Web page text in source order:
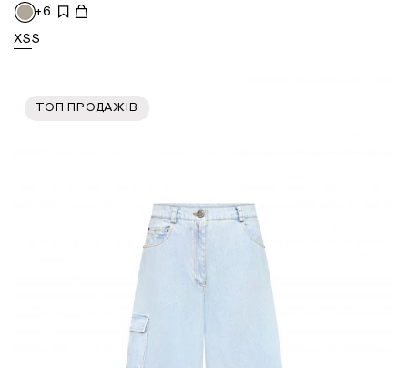
+6
XSS
ТОП ПРОДАЖІВ